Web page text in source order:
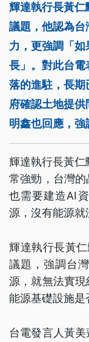
輝達執行長黃
議題，他認為
力，更強調「
長」。對此台
落的進駐，長
府確認土地提
明鑫也回應，強
輝達執行長黃
常強勁，台灣
也需要建造AI
源，沒有能源就
輝達執行長黃
議題，強調台
源，就無法實
能源基礎設施是
台電發言人黃